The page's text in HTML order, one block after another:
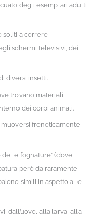
degli esemplari adulti
soliti a correre
schermi televisivi, dei
diversi insetti.
trovano materiali
dei corpi animali.
freneticamente
delle fognature” (dove
però da raramente
simili in aspetto alle
dall’uovo, alla larva, alla